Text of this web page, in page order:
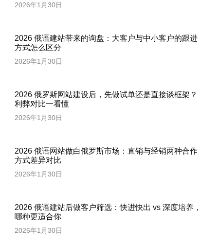
2026年1月30日
2026 俄语建站带来的询盘：大客户与中小客户的跟进
方式怎么区分
2026年1月30日
2026 俄罗斯网站建设后，先做试单还是直接谈框架？
利弊对比一看懂
2026年1月30日
2026 俄语网站做白俄罗斯市场：直销与经销两种合作
方式差异对比
2026年1月30日
2026 俄语建站后做客户筛选：快进快出 vs 深度培养，
哪种更适合你
2026年1月30日